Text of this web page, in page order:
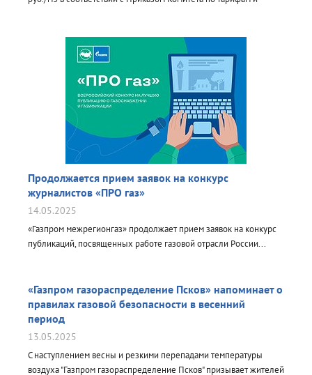
Продолжается прием заявок на конкурс
журналистов «ПРО газ»
14.05.2025
«Газпром межрегионгаз» продолжает прием заявок на конкурс
публикаций, посвященных работе газовой отрасли России...
«Газпром газораспределение Псков» напоминает о
правилах газовой безопасности в весенний
период
13.05.2025
С наступлением весны и резкими перепадами температуры
воздуха "Газпром газораспределение Псков" призывает жителей